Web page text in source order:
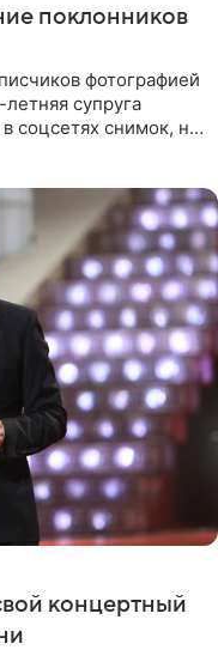
поклонников
фотографией
супруга
соцсетях снимок, на
концертный